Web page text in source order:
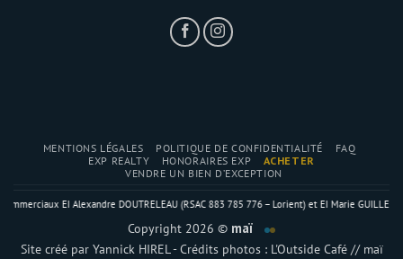
MENTIONS LÉGALES POLITIQUE DE CONFIDENTIALITÉ
FAQ
EXP REALTY
HONORAIRES EXP
ACHETER
VENDRE UN BIEN D’EXCEPTION
EI Alexandre DOUTRELEAU (RSAC 883 785 776 – Lorient) et EI Marie
Copyright 2026 © maï
Site créé par Yannick HIREL- Crédits photos : L'Outside Café // maï